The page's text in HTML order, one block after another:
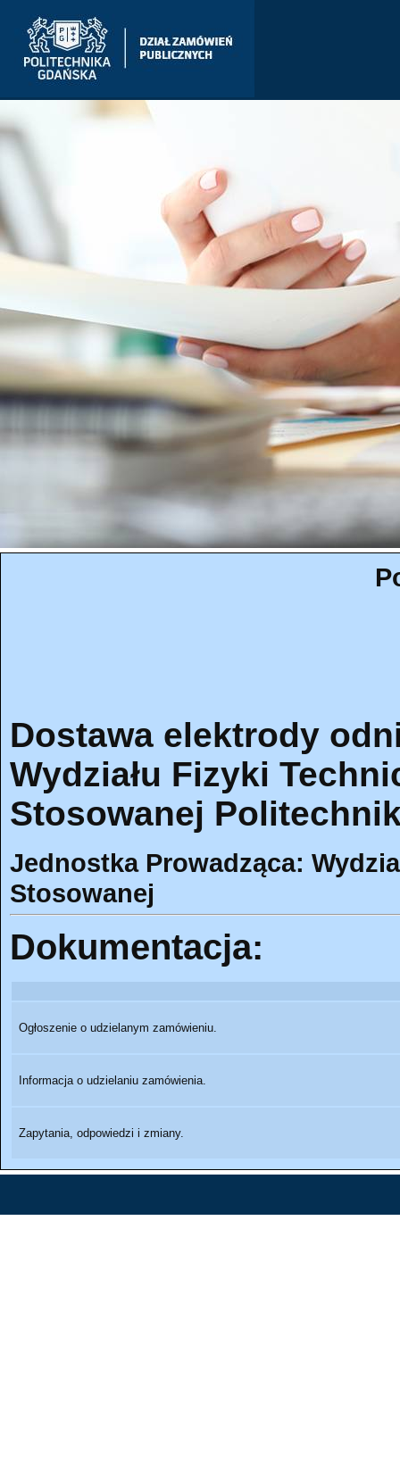
Dostawa elektrody
Wydziału Fizyki
Stosowanej
Jednostka Prowadząca:
Stosowanej
Dokumentacja:
Ogłoszenie o udzielanym zamówieniu.
Informacja o udzielaniu zamówienia.
Zapytania, odpowiedzi i zmiany.